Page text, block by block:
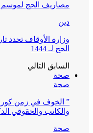
مصاريف الحج لموسم 1444 هـ
دين
وزارة الأوقاف تحدد
الحج لـ 1444
السابق التالي
صحة
صحة
” الخوف في زمن
والكاتب والحقوقي
صحة